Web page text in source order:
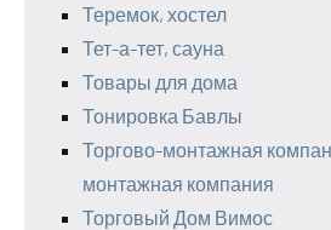
Теремок, хостел
Тет-а-тет, сауна
Товары для дома
Тонировка Бавлы
Торгово-монтажная
монтажная компания
Торговый Дом Вимос